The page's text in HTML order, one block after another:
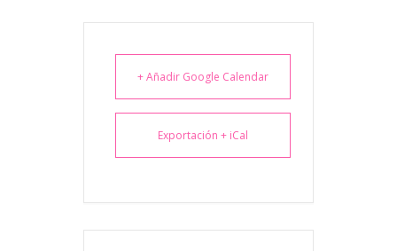
+ Añadir Google Calendar
Exportación + iCal